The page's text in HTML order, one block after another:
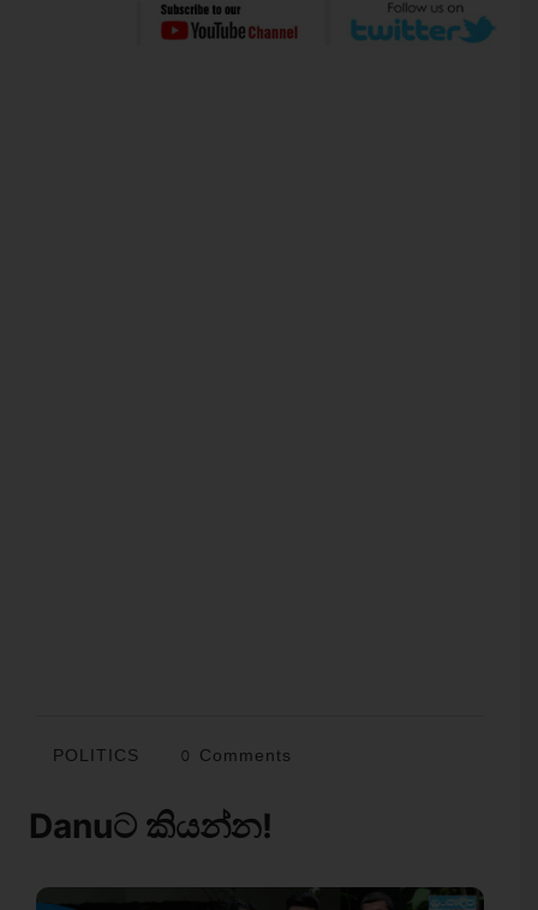
POLITICS 0 Comments